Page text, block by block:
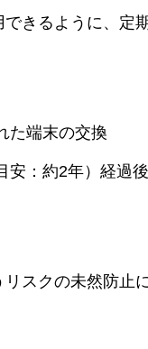
きるように、定
た端末の交換
安：約2年）経過
スクの未然防止